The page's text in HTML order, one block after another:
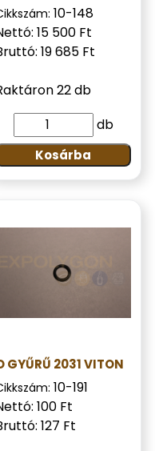
10-148
15 500 Ft
19 685 Ft
22 db
db
Kosárba
GYŰRŰ 2031 VITON
10-191
100 Ft
127 Ft